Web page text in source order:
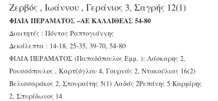
Ζερβός , Ιωάννου , Γεράνιος 3, Σαγρής 12(1)
ΦΙΛΙΑ ΠΕΡΑΜΑΤΟΣ –ΑΕ ΚΑΛΛΙΘΕΑΣ 54-80
Διαιτητές : Πόντας Ραπτογιάννης
Δεκάλεπτα : 14-18, 25-35, 39-70, 54-80
ΦΙΛΙΑ ΠΕΡΑΜΑΤΟΣ (Παπαδόπουλος Εμμ. ): Λάσκαρης 2,
Ρουσσόπουλος , Καρτζόγλου 4, Γουρνάς 2, Ντακούλιας 16(2)
Βελισσαράκος 2, Στουραίτης 5(1) Λαδάς 2Ρεπάνης 5 Καρμίρης
2, Σπυρίδωνος 14